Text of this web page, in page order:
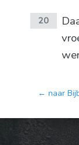
20
← naar